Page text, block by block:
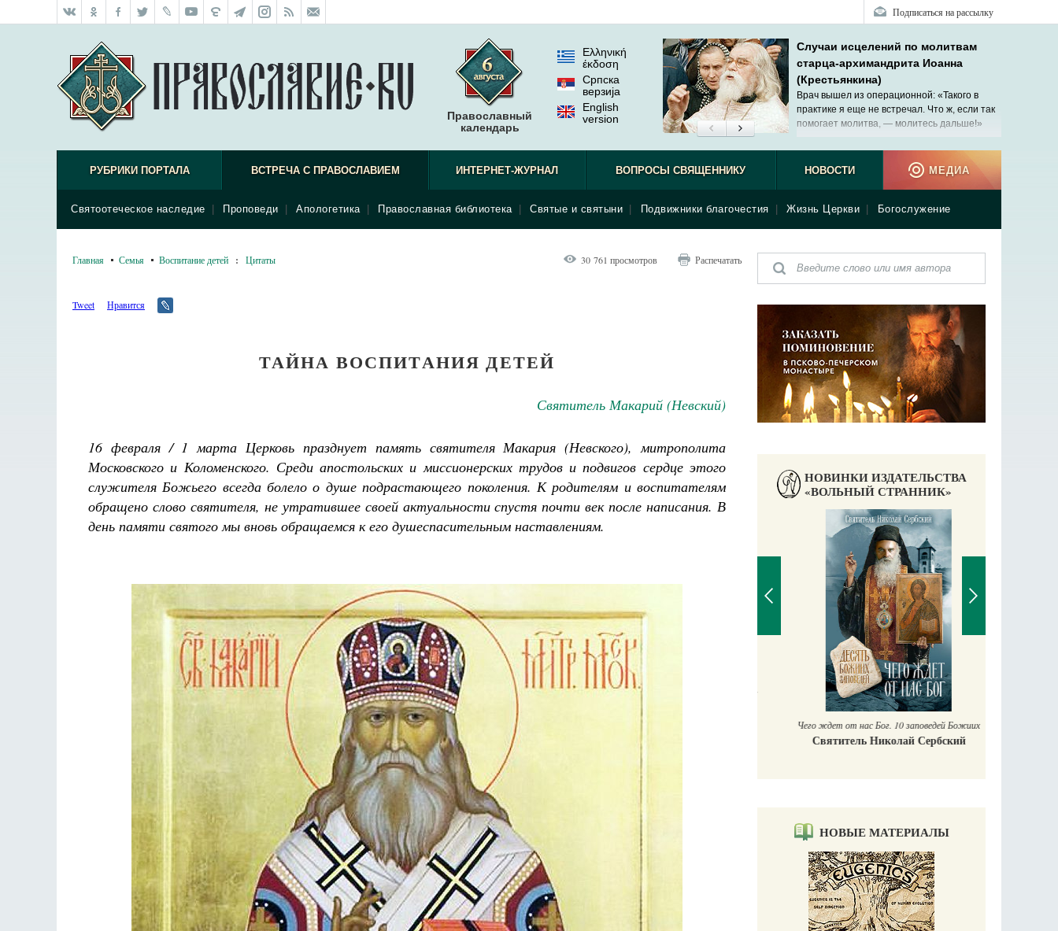
Подписаться на рассылку
Православный
календарь
Ελληνική
έκδοση
Српска
верзиjа
English
version
Случаи исцелений по молитвам
старца-архимандрита Иоанна
(Крестьянкина)
Врач вышел из операционной: «Такого в
практике я еще не встречал. Что ж, если так
помогает молитва, — молитесь дальше!»
РУБРИКИ ПОРТАЛА ВСТРЕЧА С ПРАВОСЛАВИЕМ
Святоотеческое наследие Проповеди Апологетика Православная библиотека Святые и святыни Подвижники благочестия Жизнь Церкви Богослужение
ИНТЕРНЕТ-ЖУРНАЛ ВОПРОСЫ СВЯЩЕННИКУ НОВОСТИ МЕДИА
Главная Семья Воспитание детей : Цитаты 30 761 просмотров Распечатать
Tweet Нравится
ТАЙНА ВОСПИТАНИЯ ДЕТЕЙ
Святитель Макарий (Невский)
16 февраля / 1 марта Церковь празднует память святителя Макария (Невского), митрополита
Московского и Коломенского. Среди апостольских и миссионерских трудов и подвигов сердце этого
служителя Божьего всегда болело о душе подрастающего поколения. К родителям и воспитателям
обращено слово святителя, не утратившее своей актуальности спустя почти век после написания. В
день памяти святого мы вновь обращаемся к его душеспасительным наставлениям.
НОВИНКИ ИЗДАТЕЛЬСТВА
«ВОЛЬНЫЙ СТРАННИК»
Фредерика де Грааф Как найти своё место в жизни
Кирилл Мурышев
Великомученик Георгий Победоносец. Научись у
Роман Котов Чего ждет от нас Бог. 10 заповедей Божиих
Святитель Николай Сербский
НОВЫЕ МАТЕРИАЛЫ